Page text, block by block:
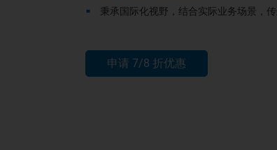
秉承国际化视野，结合实际业务场景，
申请 7/8 折优惠